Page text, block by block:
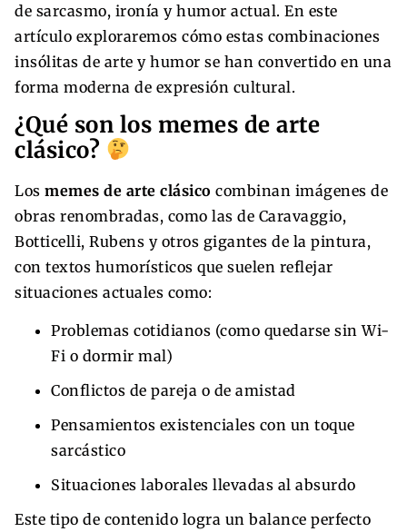
de sarcasmo, ironía y humor actual. En este
artículo exploraremos cómo estas combinaciones
insólitas de arte y humor se han convertido en una
forma moderna de expresión cultural.
¿Qué son los memes de arte
clásico?
Los memes de arte clásico combinan imágenes de
obras renombradas, como las de Caravaggio,
Botticelli, Rubens y otros gigantes de la pintura,
con textos humorísticos que suelen reflejar
situaciones actuales como:
Problemas cotidianos (como quedarse sin Wi-
Fi o dormir mal)
Conflictos de pareja o de amistad
Pensamientos existenciales con un toque
sarcástico
Situaciones laborales llevadas al absurdo
Este tipo de contenido logra un balance perfecto